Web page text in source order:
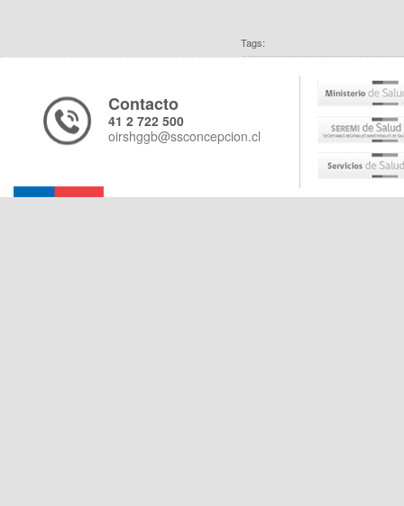
Tags:
Contacto
41 2 722 500
oirshggb@ssconcepcion.cl